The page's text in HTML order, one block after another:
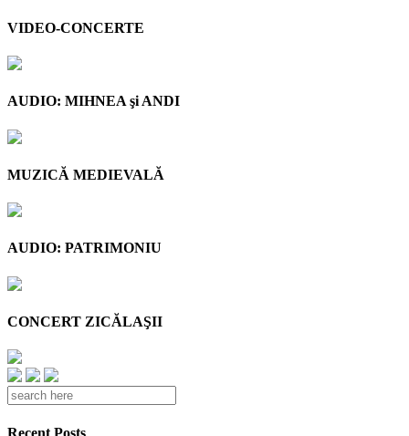
VIDEO-CONCERTE
AUDIO: MIHNEA şi ANDI
MUZICĂ MEDIEVALĂ
AUDIO: PATRIMONIU
CONCERT ZICĂLAŞII
Recent Posts